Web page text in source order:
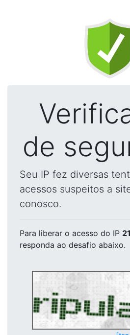
de
Seu IP fez diversas
acessos suspeitos a
conosco.
Para liberar o acesso do IP
responda ao desafio abaixo.